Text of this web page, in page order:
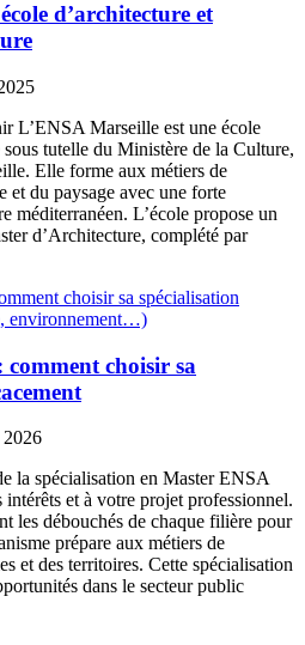
d’architecture et
L’ENSA Marseille est une école
tutelle du Ministère de la Culture,
Elle forme aux métiers de
et du paysage avec une forte
méditerranéen. L’école propose un
d’Architecture, complété par
choisir sa
2026
la spécialisation en Master ENSA
et à votre projet professionnel.
les débouchés de chaque filière pour
prépare aux métiers de
et des territoires. Cette spécialisation
dans le secteur public